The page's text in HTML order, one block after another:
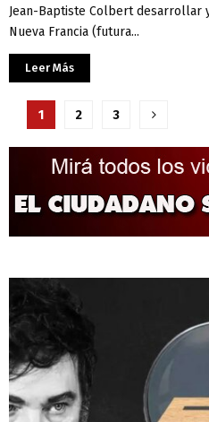
Jean-Baptiste Colbert desarrollar
Nueva Francia (futura...
Leer Más
Paginación
de
entradas
1 2 3